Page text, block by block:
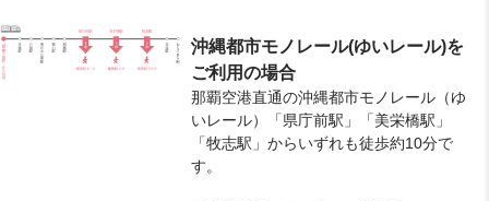
沖縄都市モノレール(ゆいレール)を
ご利用の場合
那覇空港直通の沖縄都市モノレール（ゆ
いレール）「県庁前駅」「美栄橋駅」
「牧志駅」からいずれも徒歩約10分で
す。